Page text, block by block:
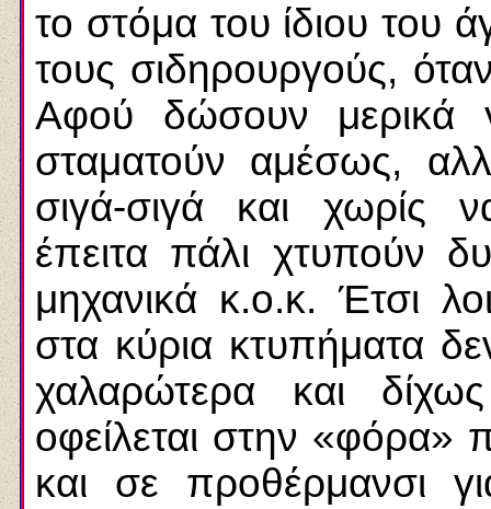
το στόμα του ίδιου του
τους σιδηρουργούς,
Αφού δώσουν μερικά
σταματούν αμέσως,
σιγά-σιγά και χωρίς
έπειτα πάλι χτυπούν
μηχανικά κ.ο.κ. Έτσι
στα κύρια κτυπήματα
χαλαρώτερα και
οφείλεται στην
και σε προθέρμανσι